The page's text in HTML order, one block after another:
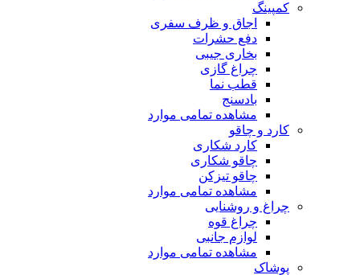
کمپینگ
اجاق و ظرف سفری
دفع حشرات
بخاری جیبی
چراغ گازی
قطب نما
بادسنج
مشاهده تمامی موارد
کارد و چاقو
کارد شکاری
چاقو شکاری
چاقو تیزکن
مشاهده تمامی موارد
چراغ و روشنایی
چراغ قوه
لوازم جانبی
مشاهده تمامی موارد
پوشاک